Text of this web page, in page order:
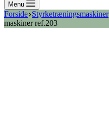
Menu
Forside Styrketræningsmaskiner
maskiner ref.203